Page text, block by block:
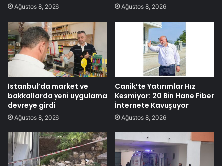
Ağustos 8, 2026 Ağustos 8, 2026
İstanbul’da market ve
bakkallarda yeni uygulama
devreye girdi
Ağustos 8, 2026
Canik’te Yatırımlar Hız
Kesmiyor: 20 Bin Hane Fiber
İnternete Kavuşuyor
Ağustos 8, 2026